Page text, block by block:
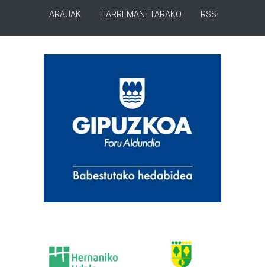
ARAUAK HARREMANETARAKO RSS